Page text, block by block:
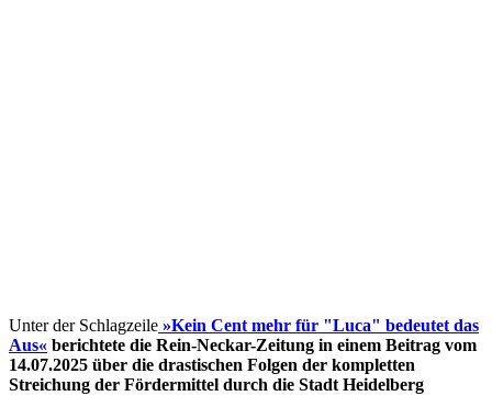
Unter der Schlagzeile »Kein Cent mehr für "Luca" bedeutet das
Aus« berichtete die Rein-Neckar-Zeitung in einem Beitrag vom
14.07.2025 über die drastischen Folgen der kompletten
Streichung der Fördermittel durch die Stadt Heidelberg